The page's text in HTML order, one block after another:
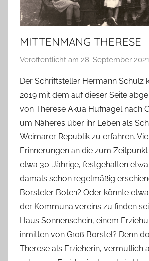
MITTENMANG THERESE
Veröffentlicht am 28. September 2021
Der Schriftsteller Hermann Schulz
2019 mit dem auf dieser Seite
von Therese Akua Hufnagel nach
um Näheres über ihr Leben als
Weimarer Republik zu erfahren.
Erinnerungen an die zum
etwa 30-Jährige, festgehalten
damals schon regelmäßig
Borsteler Boten? Oder könnte
der Kommunalvereins zu finden
Haus Sonnenschein, einem
inmitten von Groß Borstel? Denn
Therese als Erzieherin, vermutlich